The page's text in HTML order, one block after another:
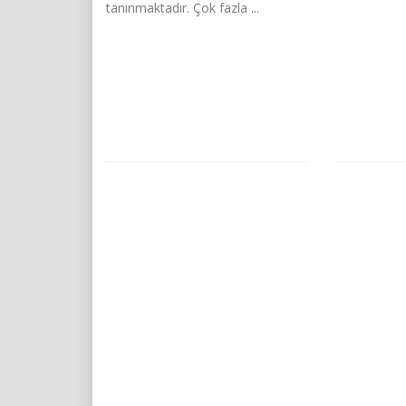
tanınmaktadır. Çok fazla ...